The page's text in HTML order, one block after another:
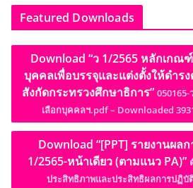
Featured Downloads
Download “ว 1/2565 หลักเกณ
บุคคลเพื่อบรรจุและแต่งตั้งให้ดำร
สังกัดกระทรวงศึกษาธิการ”
เลือกบุคคลฯ.pdf – Downloaded
Download “[PPT] รายงานผล
1/2565-หน้าเดียว (ตามแนว PA)”
ประสิทธิภาพและประสิทธิผลการปฏิบั